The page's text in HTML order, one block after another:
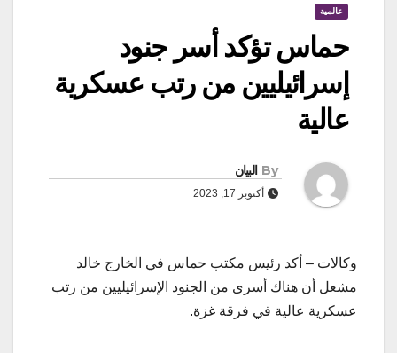
عالمية
حماس تؤكد أسر جنود
إسرائيليين من رتب عسكرية
عالية
By البيان
أكتوبر 17, 2023
وكالات – أكد رئيس مكتب حماس في الخارج خالد
مشعل أن هناك أسرى من الجنود الإسرائيليين من رتب
عسكرية عالية في فرقة غزة.